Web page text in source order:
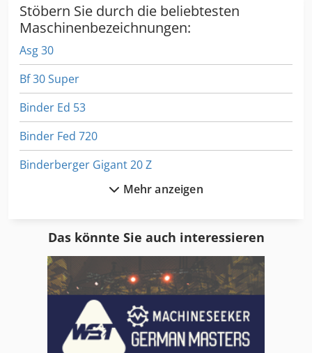
Stöbern Sie durch die beliebtesten
Maschinenbezeichnungen:
Asg 30
Bf 30 Super
Binder Ed 53
Binder Fed 720
Binderberger Gigant 20 Z
Binderberger Ssp 520 D
Ch2-30
Elektromotor 30 Kw 1465 U Min B3
Gillardon Gb 30 V
Mehr anzeigen
Das könnte Sie auch interessieren